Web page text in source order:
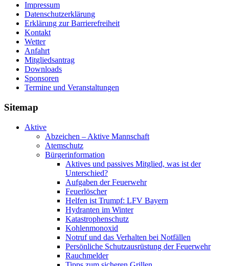
Impressum
Datenschutzerklärung
Erklärung zur Barriere­frei­heit
Kontakt
Wetter
Anfahrt
Mitgliedsantrag
Downloads
Sponsoren
Termine und Veranstaltungen
Sitemap
Aktive
Abzeichen – Aktive Mannschaft
Atemschutz
Bürgerinformation
Aktives und passives Mitglied, was ist der
Unterschied?
Aufgaben der Feuerwehr
Feuerlöscher
Helfen ist Trumpf: LFV Bayern
Hydranten im Winter
Katastrophenschutz
Kohlenmonoxid
Notruf und das Verhalten bei Notfällen
Persönliche Schutzausrüstung der Feuerwehr
Rauchmelder